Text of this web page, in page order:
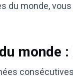
du monde,
monde :